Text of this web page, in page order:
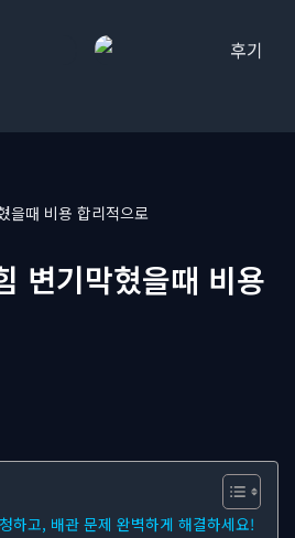
을때 비용 합리적으로
변기막혔을때 비용
하고, 배관 문제 완벽하게 해결하세요!